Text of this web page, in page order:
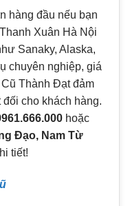
hàng đầu nếu bạn
Xuân Hà Nội
Sanaky, Alaska,
chuyên nghiệp, giá
Thành Đạt đảm
cho khách hàng.
hoặc
Đạo, Nam Từ
tiết!